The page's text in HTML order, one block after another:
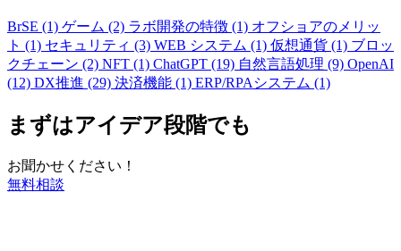
BrSE (1) ゲーム (2) ラボ開発の特徴 (1) オフショアのメリッ
ト (1) セキュリティ (3) WEB システム (1) 仮想通貨 (1) ブロッ
クチェーン (2) NFT (1) ChatGPT (19) 自然言語処理 (9) OpenAI
(12) DX推進 (29) 決済機能 (1) ERP/RPAシステム (1)
まずはアイデア段階でも
お聞かせください！
無料相談